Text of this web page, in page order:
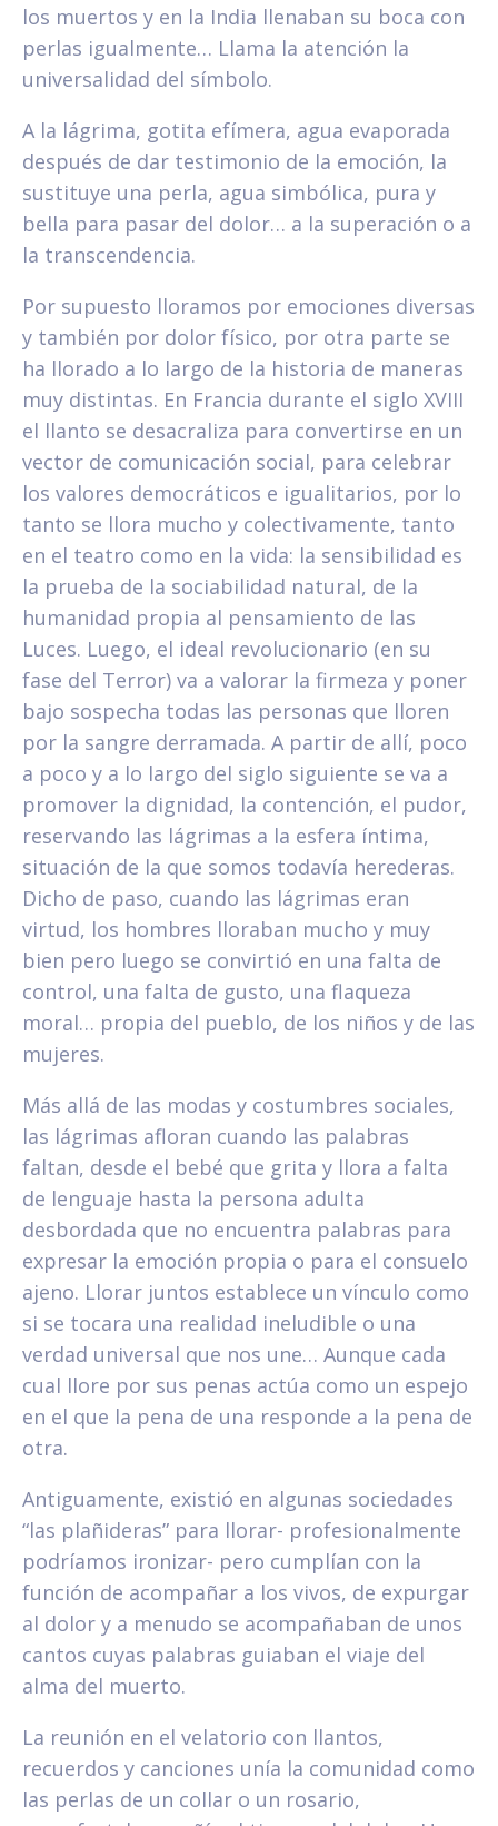
los muertos y en la India llenaban su boca con
perlas igualmente… Llama la atención la
universalidad del símbolo.
A la lágrima, gotita efímera, agua evaporada
después de dar testimonio de la emoción, la
sustituye una perla, agua simbólica, pura y
bella para pasar del dolor… a la superación o a
la transcendencia.
Por supuesto lloramos por emociones diversas
y también por dolor físico, por otra parte se
ha llorado a lo largo de la historia de maneras
muy distintas. En Francia durante el siglo XVIII
el llanto se desacraliza para convertirse en un
vector de comunicación social, para celebrar
los valores democráticos e igualitarios, por lo
tanto se llora mucho y colectivamente, tanto
en el teatro como en la vida: la sensibilidad es
la prueba de la sociabilidad natural, de la
humanidad propia al pensamiento de las
Luces. Luego, el ideal revolucionario (en su
fase del Terror) va a valorar la firmeza y poner
bajo sospecha todas las personas que lloren
por la sangre derramada. A partir de allí, poco
a poco y a lo largo del siglo siguiente se va a
promover la dignidad, la contención, el pudor,
reservando las lágrimas a la esfera íntima,
situación de la que somos todavía herederas.
Dicho de paso, cuando las lágrimas eran
virtud, los hombres lloraban mucho y muy
bien pero luego se convirtió en una falta de
control, una falta de gusto, una flaqueza
moral… propia del pueblo, de los niños y de las
mujeres.
Más allá de las modas y costumbres sociales,
las lágrimas afloran cuando las palabras
faltan, desde el bebé que grita y llora a falta
de lenguaje hasta la persona adulta
desbordada que no encuentra palabras para
expresar la emoción propia o para el consuelo
ajeno. Llorar juntos establece un vínculo como
si se tocara una realidad ineludible o una
verdad universal que nos une… Aunque cada
cual llore por sus penas actúa como un espejo
en el que la pena de una responde a la pena de
otra.
Antiguamente, existió en algunas sociedades
“las plañideras” para llorar- profesionalmente
podríamos ironizar- pero cumplían con la
función de acompañar a los vivos, de expurgar
al dolor y a menudo se acompañaban de unos
cantos cuyas palabras guiaban el viaje del
alma del muerto.
La reunión en el velatorio con llantos,
recuerdos y canciones unía la comunidad como
las perlas de un collar o un rosario,